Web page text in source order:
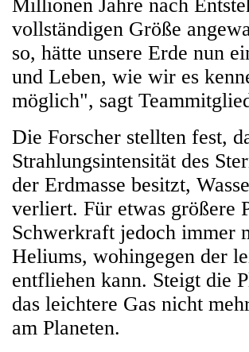
Millionen Jahre nach
vollständigen Größe
so, hätte unsere Erde nun
und Leben, wie wir es
möglich", sagt
Die Forscher stellten fest,
Strahlungsintensität des
der Erdmasse besitzt,
verliert. Für etwas größere
Schwerkraft jedoch immer
Heliums, wohingegen der
entfliehen kann. Steigt die
das leichtere Gas nicht
am Planeten.